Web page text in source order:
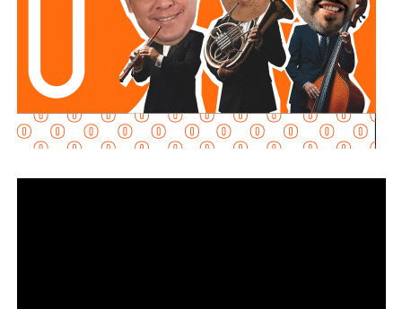
que continuó el cierre preventivo del Puente Naranja, el
desnivel Manuel José Othón y el bulevar Jacobo Payán,
además del monitoreo permanente en el Puente Pemex.
Por su parte,
Interapas puso en operación la bomba
automática instalada en el Puente Pemex